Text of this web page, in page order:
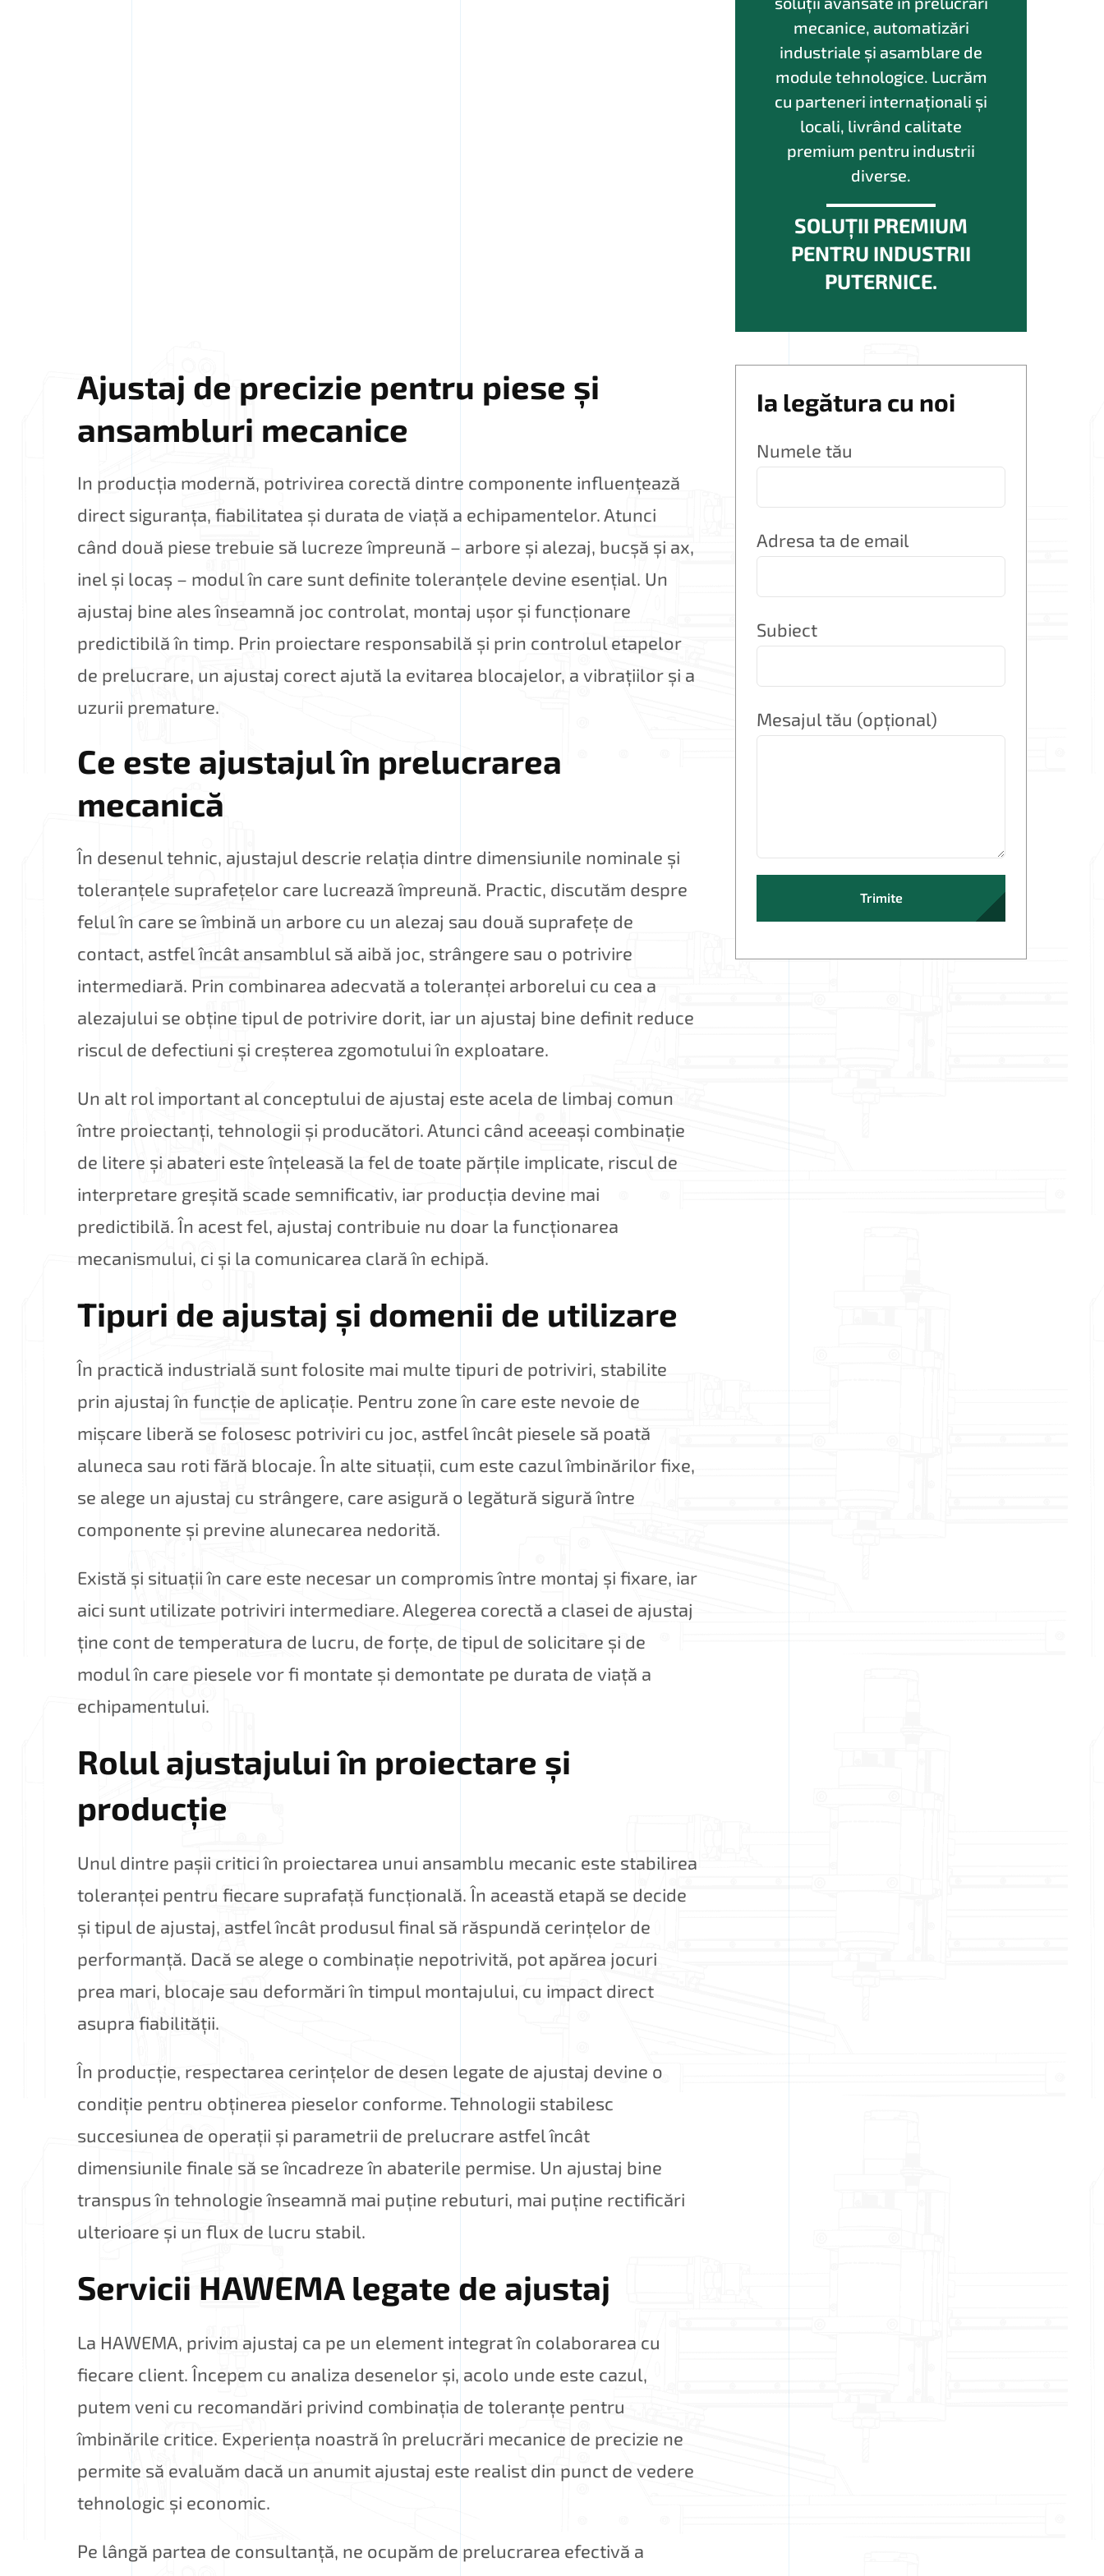
mecanice, automatizări
industriale și asamblare de
module tehnologice. Lucrăm
cu parteneri internaționali și
locali, livrând calitate
premium pentru industrii
diverse.
SOLUȚII PREMIUM
PENTRU INDUSTRII
PUTERNICE.
Ajustaj de precizie pentru piese și
ansambluri mecanice
In producția modernă, potrivirea corectă dintre componente influențează
direct siguranța, fiabilitatea și durata de viață a echipamentelor. Atunci
când două piese trebuie să lucreze împreună – arbore și alezaj, bucșă și ax,
inel și locaș – modul în care sunt definite toleranțele devine esențial. Un
ajustaj bine ales înseamnă joc controlat, montaj ușor și funcționare
predictibilă în timp. Prin proiectare responsabilă și prin controlul etapelor
de prelucrare, un ajustaj corect ajută la evitarea blocajelor, a vibrațiilor și a
uzurii premature.
Ce este ajustajul în prelucrarea
mecanică
În desenul tehnic, ajustajul descrie relația dintre dimensiunile nominale și
toleranțele suprafețelor care lucrează împreună. Practic, discutăm despre
felul în care se îmbină un arbore cu un alezaj sau două suprafețe de
contact, astfel încât ansamblul să aibă joc, strângere sau o potrivire
intermediară. Prin combinarea adecvată a toleranței arborelui cu cea a
alezajului se obține tipul de potrivire dorit, iar un ajustaj bine definit reduce
riscul de defectiuni și creșterea zgomotului în exploatare.
Un alt rol important al conceptului de ajustaj este acela de limbaj comun
între proiectanți, tehnologii și producători. Atunci când aceeași combinație
de litere și abateri este înțeleasă la fel de toate părțile implicate, riscul de
interpretare greșită scade semnificativ, iar producția devine mai
predictibilă. În acest fel, ajustaj contribuie nu doar la funcționarea
mecanismului, ci și la comunicarea clară în echipă.
Tipuri de ajustaj și domenii de utilizare
În practică industrială sunt folosite mai multe tipuri de potriviri, stabilite
prin ajustaj în funcție de aplicație. Pentru zone în care este nevoie de
mișcare liberă se folosesc potriviri cu joc, astfel încât piesele să poată
aluneca sau roti fără blocaje. În alte situații, cum este cazul îmbinărilor fixe,
se alege un ajustaj cu strângere, care asigură o legătură sigură între
componente și previne alunecarea nedorită.
Există și situații în care este necesar un compromis între montaj și fixare, iar
aici sunt utilizate potriviri intermediare. Alegerea corectă a clasei de ajustaj
ține cont de temperatura de lucru, de forțe, de tipul de solicitare și de
modul în care piesele vor fi montate și demontate pe durata de viață a
echipamentului.
Rolul ajustajului în proiectare și
producție
Unul dintre pașii critici în proiectarea unui ansamblu mecanic este stabilirea
toleranței pentru fiecare suprafață funcțională. În această etapă se decide
și tipul de ajustaj, astfel încât produsul final să răspundă cerințelor de
performanță. Dacă se alege o combinație nepotrivită, pot apărea jocuri
prea mari, blocaje sau deformări în timpul montajului, cu impact direct
asupra fiabilității.
În producție, respectarea cerințelor de desen legate de ajustaj devine o
condiție pentru obținerea pieselor conforme. Tehnologii stabilesc
succesiunea de operații și parametrii de prelucrare astfel încât
dimensiunile finale să se încadreze în abaterile permise. Un ajustaj bine
transpus în tehnologie înseamnă mai puține rebuturi, mai puține rectificări
ulterioare și un flux de lucru stabil.
Servicii HAWEMA legate de ajustaj
La HAWEMA, privim ajustaj ca pe un element integrat în colaborarea cu
fiecare client. Începem cu analiza desenelor și, acolo unde este cazul,
putem veni cu recomandări privind combinația de toleranțe pentru
îmbinările critice. Experiența noastră în prelucrări mecanice de precizie ne
permite să evaluăm dacă un anumit ajustaj este realist din punct de vedere
tehnologic și economic.
Pe lângă partea de consultanță, ne ocupăm de prelucrarea efectivă a
Ia legătura cu noi
Numele tău
Adresa ta de email
Subiect
Mesajul tău (opțional)